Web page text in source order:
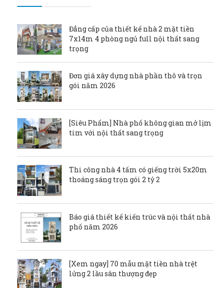
Đẳng cấp của thiết kế nhà 2 mặt tiền
7x14m 4 phòng ngủ full nội thất sang
trọng
Đơn giá xây dựng nhà phần thô và trọn
gói năm 2026
[Siêu Phẩm] Nhà phố không gian mở lịm
tim với nội thất sang trọng
Thi công nhà 4 tấm có giếng trời 5x20m
thoáng sáng trọn gói 2 tỷ 2
Báo giá thiết kế kiến trúc và nội thất nhà
phố năm 2026
[Xem ngay] 70 mẫu mặt tiền nhà trệt
lửng 2 lầu sân thượng đẹp